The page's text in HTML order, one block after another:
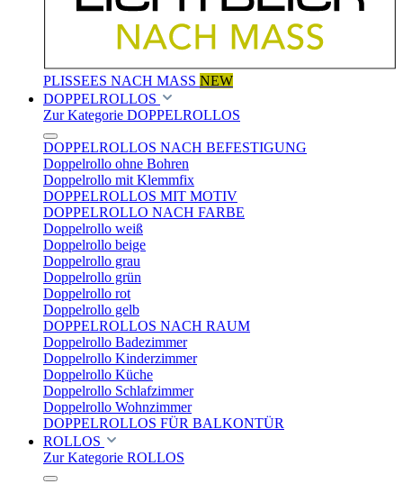
PLISSEES NACH MASS NEW
DOPPELROLLOS
Zur Kategorie DOPPELROLLOS
DOPPELROLLOS NACH BEFESTIGUNG
Doppelrollo ohne Bohren
Doppelrollo mit Klemmfix
DOPPELROLLOS MIT MOTIV
DOPPELROLLO NACH FARBE
Doppelrollo weiß
Doppelrollo beige
Doppelrollo grau
Doppelrollo grün
Doppelrollo rot
Doppelrollo gelb
DOPPELROLLOS NACH RAUM
Doppelrollo Badezimmer
Doppelrollo Kinderzimmer
Doppelrollo Küche
Doppelrollo Schlafzimmer
Doppelrollo Wohnzimmer
DOPPELROLLOS FÜR BALKONTÜR
ROLLOS
Zur Kategorie ROLLOS